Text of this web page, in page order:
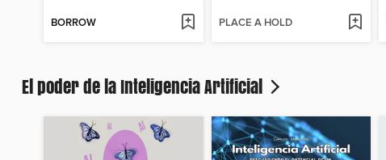
BORROW PLACE A HOLD
El poder de la Inteligencia Artificial